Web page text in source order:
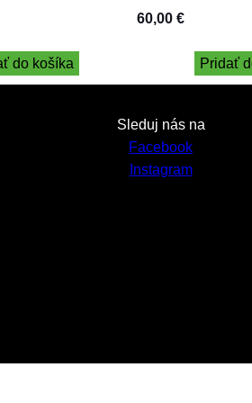
do košíka
60,00 €
Pridať
Sleduj nás na
Facebook
Instagram